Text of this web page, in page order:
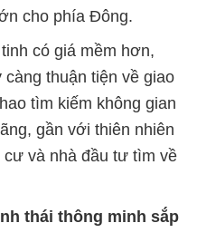
cho phía Đông.
có giá mềm hơn,
thuận tiện về giao
tìm kiếm không gian
gần với thiên nhiên
và nhà đầu tư tìm về
thái thông minh sắp